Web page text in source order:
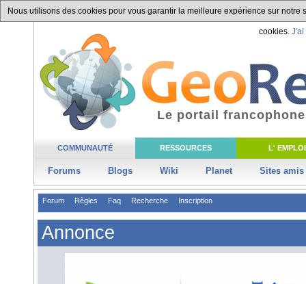
Nous utilisons des cookies pour vous garantir la meilleure expérience sur
cookies. J'ai
COMMUNAUTÉ RESSOURCES L' EMPLOI
Forums Blogs Wiki Planet Sites amis
Le portail
Forum Règles Faq Recherche Inscription
Annonce